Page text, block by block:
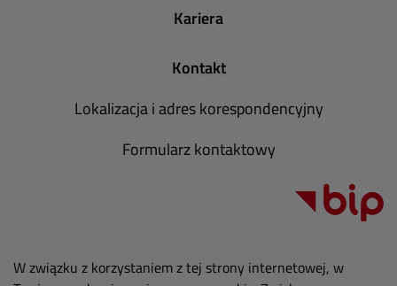
Kariera
Kontakt
Lokalizacja i adres korespondencyjny
Formularz kontaktowy
W związku z korzystaniem z tej strony internetowej, w